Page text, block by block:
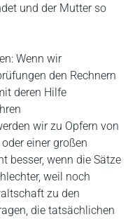
und der Mutter so
Wenn wir
den Rechnern
deren Hilfe
wir zu Opfern von
einer großen
besser, wenn die Sätze
weil noch
zu den
die tatsächlichen